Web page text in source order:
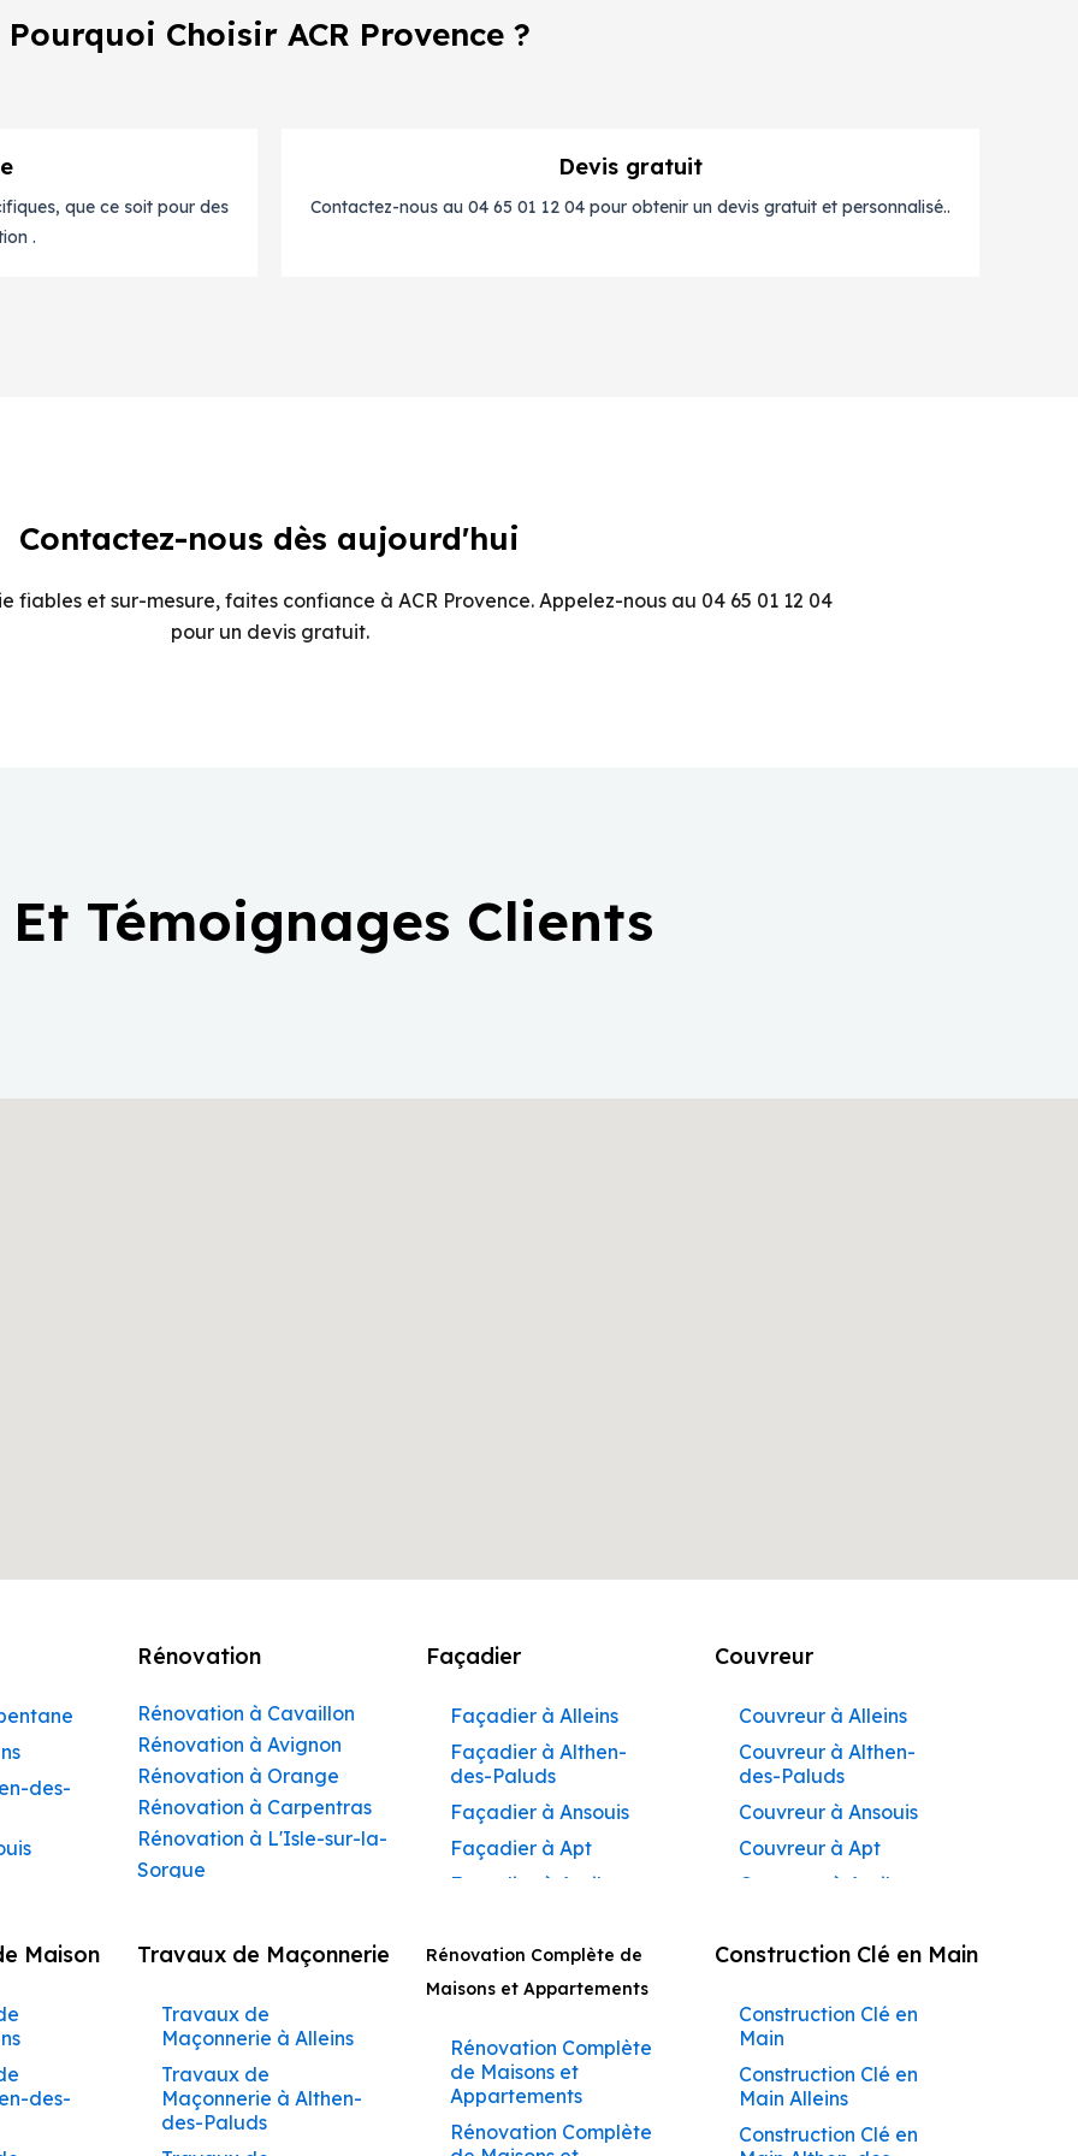
Pourquoi Choisir ACR Provence ?
que ce soit pour des
.
Devis gratuit
Contactez-nous au 04 65 01 12 04 pour obtenir un devis gratuit et personnalisé..
Contactez-nous dès aujourd'hui
fiables et sur-mesure, faites confiance à ACR Provence. Appelez-nous au 04 65 01 12 04
pour un devis gratuit.
Et Témoignages Clients
des-
Rénovation
Rénovation à Cavaillon
Rénovation à Avignon
Rénovation à Orange
Rénovation à Carpentras
Rénovation à L'Isle-sur-la-
Sorgue
Rénovation à Sorgues
Rénovation à Vaison-la-
Romaine
Rénovation à Bollène
Rénovation à Monteux
Rénovation à Valréas
Façadier
Façadier à Alleins
Façadier à Althen-
des-Paluds
Façadier à Ansouis
Façadier à Apt
Façadier à Auribeau
Façadier à
AvignonFaçadier à
Barbentane
Façadier à
Beaumettes
Façadier à Beaumont-
Couvreur
Couvreur à Alleins
Couvreur à Althen-
des-Paluds
Couvreur à Ansouis
Couvreur à Apt
Couvreur à Auribeau
Couvreur à Avignon
Barbentane
Couvreur à
Beaumettes
Couvreur à Beaumont-
de-Pertuis
Maison
des-
Travaux de Maçonnerie
Travaux de
Maçonnerie à Alleins
Travaux de
Maçonnerie à Althen-
des-Paluds
Rénovation Complète de
Maisons et Appartements
Rénovation Complète
de Maisons et
Appartements
Rénovation Complète
Construction Clé en Main
Construction Clé en
Main
Construction Clé en
Main Alleins
Construction Clé en